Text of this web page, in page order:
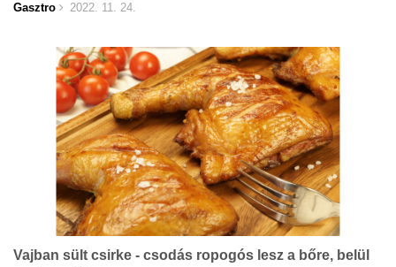
Gasztro 2022. 11. 24.
Vajban sült csirke - csodás ropogós lesz a bőre, belül